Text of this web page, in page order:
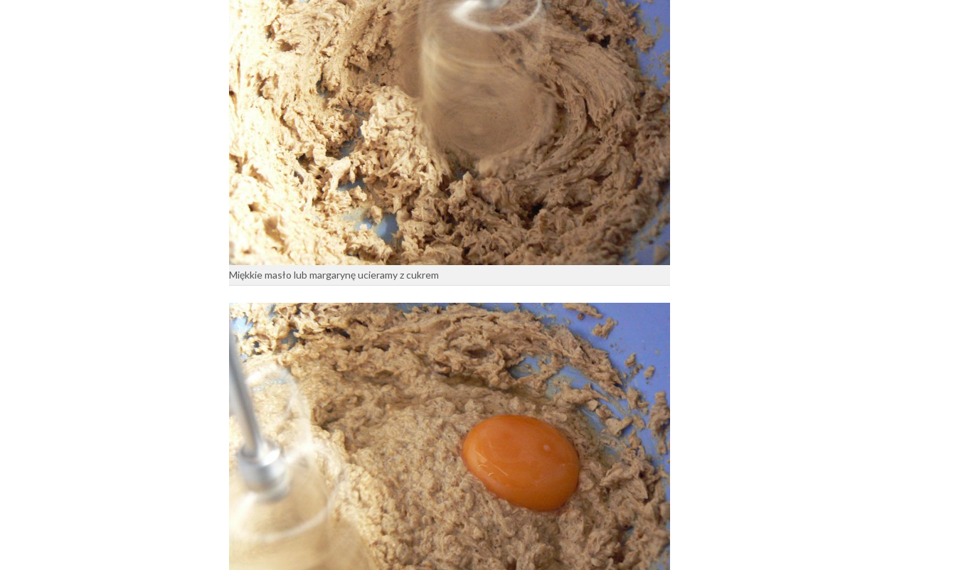
Miękkie masło lub margarynę ucieramy z cukrem